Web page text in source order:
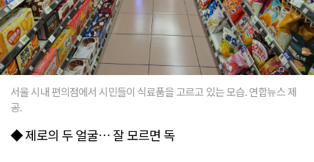
서울 시내 편의점에서 시민들이 식료품을 고르고 있는 모습. 연합뉴스 제
공.
◆ 제로의 두 얼굴… 잘 모르면 독